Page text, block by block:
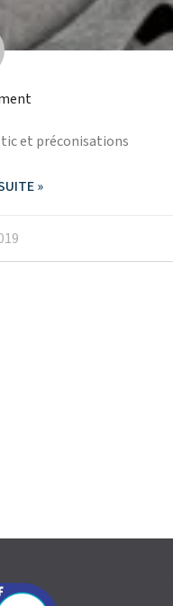
et préconisations
»